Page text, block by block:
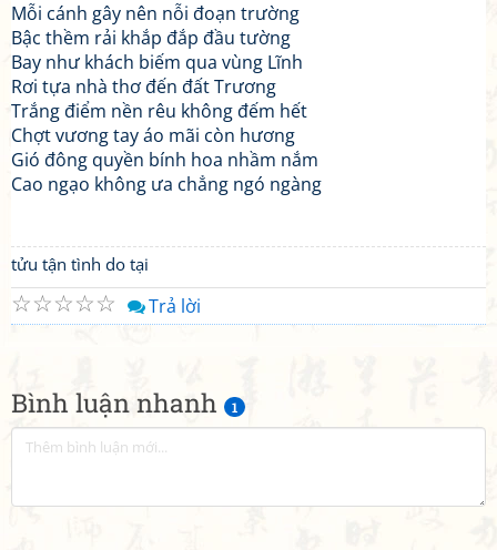
Bình luận nhanh 1
Mỗi cánh gây nên nỗi đoạn trường
Bậc thềm rải khắp đắp đầu tường
Bay như khách biếm qua vùng Lĩnh
Rơi tựa nhà thơ đến đất Trương
Trắng điểm nền rêu không đếm hết
Chợt vương tay áo mãi còn hương
Gió đông quyền bính hoa nhầm nắm
Cao ngạo không ưa chẳng ngó ngàng
tửu tận tình do tại
☆
☆
☆
☆
☆ Trả lời